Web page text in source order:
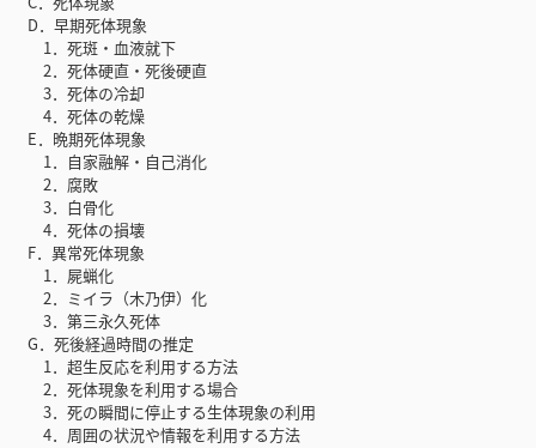
D．早期死体現象
1．死斑・血液就下
2．死体硬直・死後硬直
3．死体の冷却
4．死体の乾燥
E．晩期死体現象
1．自家融解・自己消化
2．腐敗
3．白骨化
4．死体の損壊
F．異常死体現象
1．屍蝋化
2．ミイラ（木乃伊）化
3．第三永久死体
G．死後経過時間の推定
1．超生反応を利用する方法
2．死体現象を利用する場合
3．死の瞬間に停止する生体現象の利用
4．周囲の状況や情報を利用する方法